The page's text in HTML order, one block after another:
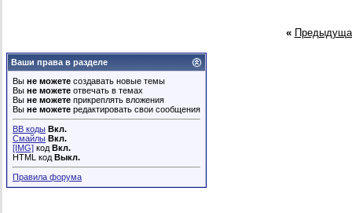
«
Ваши права в разделе
Вы не можете создавать новые темы
Вы не можете отвечать в темах
Вы не можете прикреплять вложения
Вы не можете редактировать свои сообщения
BB коды Вкл.
Смайлы Вкл.
[IMG] код Вкл.
HTML код Выкл.
Правила форума